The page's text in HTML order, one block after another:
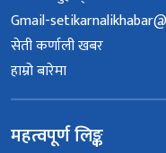
Gmail-
सेती कर्णाली खबर
हाम्रो बारेमा
महत्वपूर्ण लिङ्क